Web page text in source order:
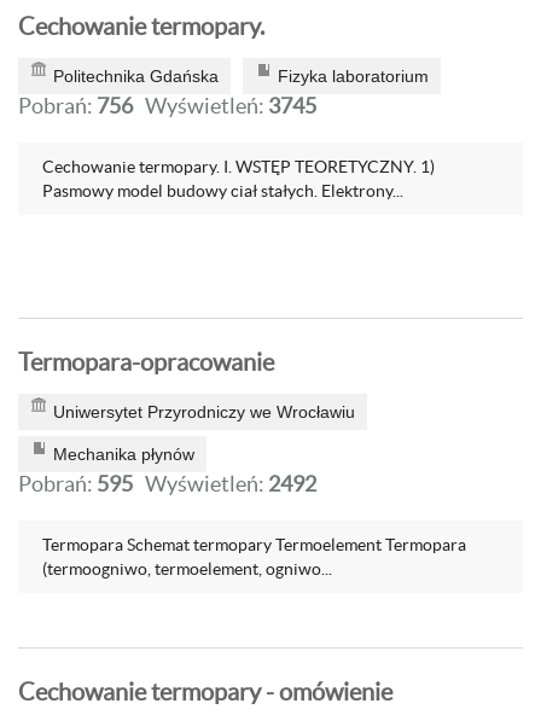
Cechowanie termopary.
Politechnika Gdańska Fizyka laboratorium
Pobrań: 756 Wyświetleń: 3745
Cechowanie termopary. I. WSTĘP TEORETYCZNY. 1)
Pasmowy model budowy ciał stałych. Elektrony...
Termopara-opracowanie
Uniwersytet Przyrodniczy we Wrocławiu
Mechanika płynów
Pobrań: 595 Wyświetleń: 2492
Termopara Schemat termopary Termoelement Termopara
(termoogniwo, termoelement, ogniwo...
Cechowanie termopary - omówienie